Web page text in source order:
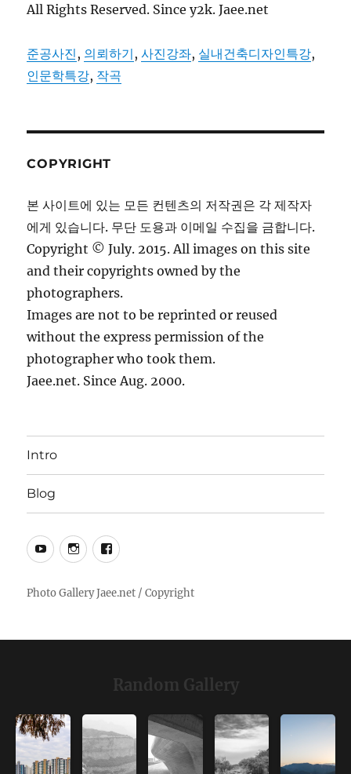
All Rights Reserved. Since y2k. Jaee.net
준공사진 , 의뢰하기 ,사진강좌, 실내건축디자인특강,
인문학특강, 작곡
COPYRIGHT
본 사이트에 있는 모든 컨텐츠의 저작권은 각 제작자
에게 있습니다. 무단 도용과 이메일 수집을 금합니다.
Copyright © July. 2015. All images on this site
and their copyrights owned by the
photographers.
Images are not to be reprinted or reused
without the express permission of the
photographer who took them.
Jaee.net. Since Aug. 2000.
Intro
Blog
YouTubeInstagramFacebook
Random Gallery